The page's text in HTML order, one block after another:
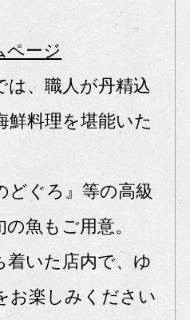
ページ
、職人が丹精込
鮮料理を堪能いた
どぐろ』等の高級
魚もご用意。
着いた店内で、ゆ
お楽しみください